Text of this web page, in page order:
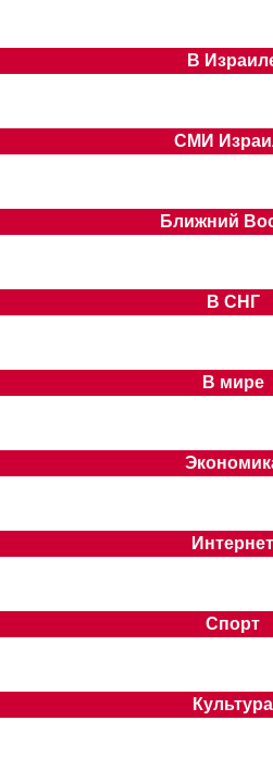
В
СМИ
Ближний
В СНГ
В мире
Интернет
Спорт
Культура